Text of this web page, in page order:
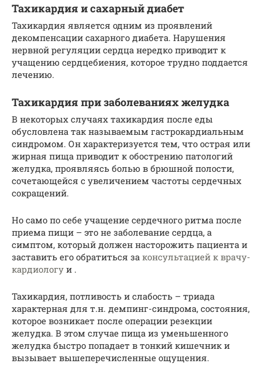
Тахикардия и сахарный диабет
Тахикардия является одним из проявлений
декомпенсации сахарного диабета. Нарушения
нервной регуляции сердца нередко приводит к
учащению сердцебиения, которое трудно поддается
лечению.
Тахикардия при заболеваниях желудка
В некоторых случаях тахикардия после еды
обусловлена так называемым гастрокардиальным
синдромом. Он характеризуется тем, что острая или
жирная пища приводит к обострению патологий
желудка, проявляясь болью в брюшной полости,
сочетающейся с увеличением частоты сердечных
сокращений.
Но само по себе учащение сердечного ритма после
приема пищи – это не заболевание сердца, а
симптом, который должен насторожить пациента и
заставить его обратиться за консультацией к врачу-
кардиологу и .
Тахикардия, потливость и слабость – триада
характерная для т.н. демпинг-синдрома, состояния,
которое возникает после операции резекции
желудка. В этом случае пища из уменьшенного
желудка быстро попадает в тонкий кишечник и
вызывает вышеперечисленные ощущения.